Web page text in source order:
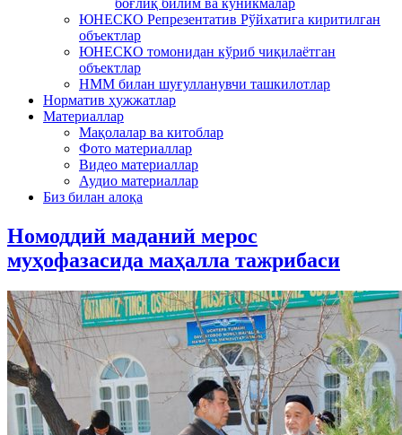
боғлиқ билим ва кўникмалар
ЮНЕСКО Репрезентатив Рўйхатига киритилган
объектлар
ЮНЕСКО томонидан кўриб чиқилаётган
объектлар
НММ билан шуғулланувчи ташкилотлар
Норматив ҳужжатлар
Материаллар
Мақолалар ва китоблар
Фото материаллар
Видео материаллар
Аудио материаллар
Биз билан алоқа
Номоддий маданий мерос
муҳофазасида маҳалла тажрибаси